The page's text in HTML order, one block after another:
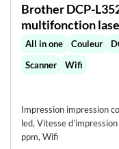
Brother DCP-
multifonction
All in one Couleur
Scanner
Wifi
Impression impression
led, Vitesse
ppm, Wifi